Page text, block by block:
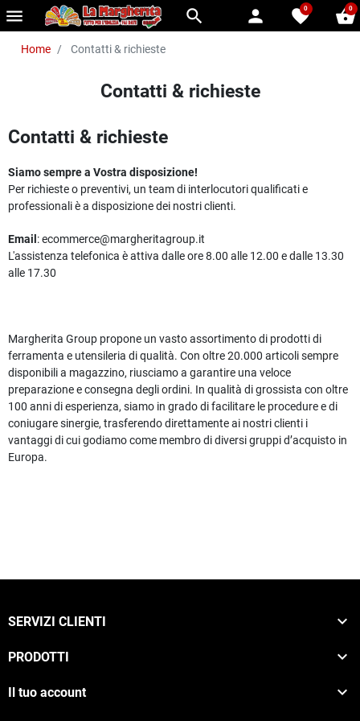
menu search person favorite
0 shopping_basket
0
Home Contatti & richieste
Contatti & richieste
Contatti & richieste
Siamo sempre a Vostra disposizione!
Per richieste o preventivi, un team di interlocutori qualificati e
professionali è a disposizione dei nostri clienti.
Email : ecommerce@margheritagroup.it
L'assistenza telefonica è attiva dalle ore 8.00 alle 12.00 e dalle 13.30
alle 17.30
Margherita Group propone un vasto assortimento di prodotti di
ferramenta e utensileria di qualità. Con oltre 20.000 articoli sempre
disponibili a magazzino, riusciamo a garantire una veloce
preparazione e consegna degli ordini. In qualità di grossista con oltre
100 anni di esperienza, siamo in grado di facilitare le procedure e di
coniugare sinergie, trasferendo direttamente ai nostri clienti i
vantaggi di cui godiamo come membro di diversi gruppi d’acquisto in
Europa.
SERVIZI CLIENTI 
PRODOTTI 
Il tuo account 